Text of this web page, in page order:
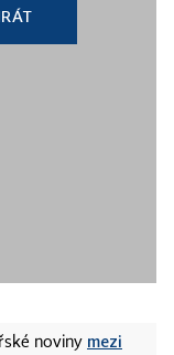
noviny mezi